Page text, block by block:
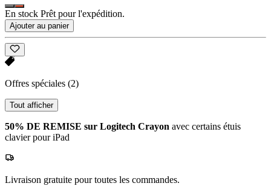
En stock Prêt pour l'expédition.
Ajouter au panier
Offres spéciales (2)
Tout afficher
50% DE REMISE sur Logitech Crayon avec certains étuis
clavier pour iPad
Livraison gratuite pour toutes les commandes.